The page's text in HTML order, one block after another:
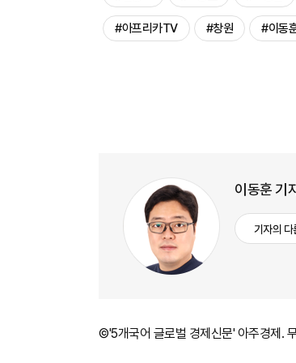
#아프리카TV #창원 #이동
이동훈 기
기자의 다
©'5개국어 글로벌 경제신문' 아주경제.